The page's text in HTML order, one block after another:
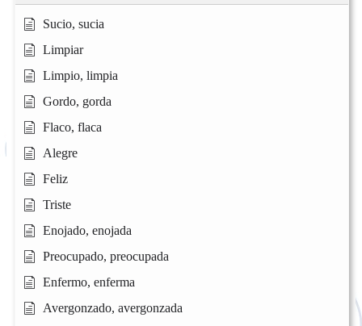
Sucio, sucia
Limpiar
Limpio, limpia
Gordo, gorda
Flaco, flaca
Alegre
Feliz
Triste
Enojado, enojada
Preocupado, preocupada
Enfermo, enferma
Avergonzado, avergonzada